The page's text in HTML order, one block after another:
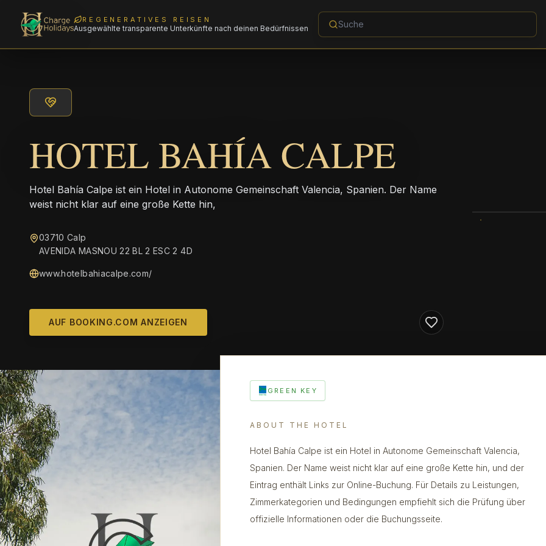
REGENERATIVES REISEN
Ausgewählte transparente Unterkünfte nach deinen Bedürfnissen
HOTEL BAHÍA CALPE
Hotel Bahía Calpe ist ein Hotel in Autonome Gemeinschaft Valencia, Spanien. Der Name
weist nicht klar auf eine große Kette hin,
03710 Calp
AVENIDA MASNOU 22 BL 2 ESC 2 4D
www.hotelbahiacalpe.com/
AUF BOOKING.COM ANZEIGEN
GREEN KEY
ABOUT THE HOTEL
Hotel Bahía Calpe ist ein Hotel in Autonome Gemeinschaft Valencia,
Spanien. Der Name weist nicht klar auf eine große Kette hin, und der
Eintrag enthält Links zur Online-Buchung. Für Details zu Leistungen,
Zimmerkategorien und Bedingungen empfiehlt sich die Prüfung über
offizielle Informationen oder die Buchungsseite.